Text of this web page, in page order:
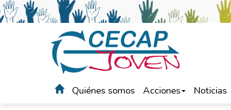
Quiénes somos Acciones Noticias